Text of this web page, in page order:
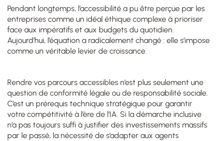
Pendant longtemps, l’accessibilité a pu être perçue par les
entreprises comme un idéal éthique complexe à prioriser
face aux impératifs et aux budgets du quotidien.
Aujourd’hui, l’équation a radicalement changé : elle s’impose
comme un véritable levier de croissance.
Rendre vos parcours accessibles n’est plus seulement une
question de conformité légale ou de responsabilité sociale.
C’est un prérequis technique stratégique pour garantir
votre compétitivité à l’ère de l’IA. Si la démarche inclusive
n’a pas toujours suffi à justifier des investissements massifs
par le passé, la nécessité de s’adapter aux agents